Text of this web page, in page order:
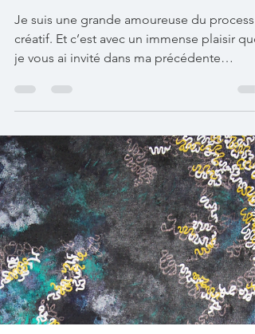
La Création comme
Expérience de
Transformation :
Genèse des Toiles "Le
Chant des Sirènes"
Je suis une grande amoureuse du
créatif. Et c’est avec un immense plaisir que
je vous ai invité dans ma précédente
newsletter à...